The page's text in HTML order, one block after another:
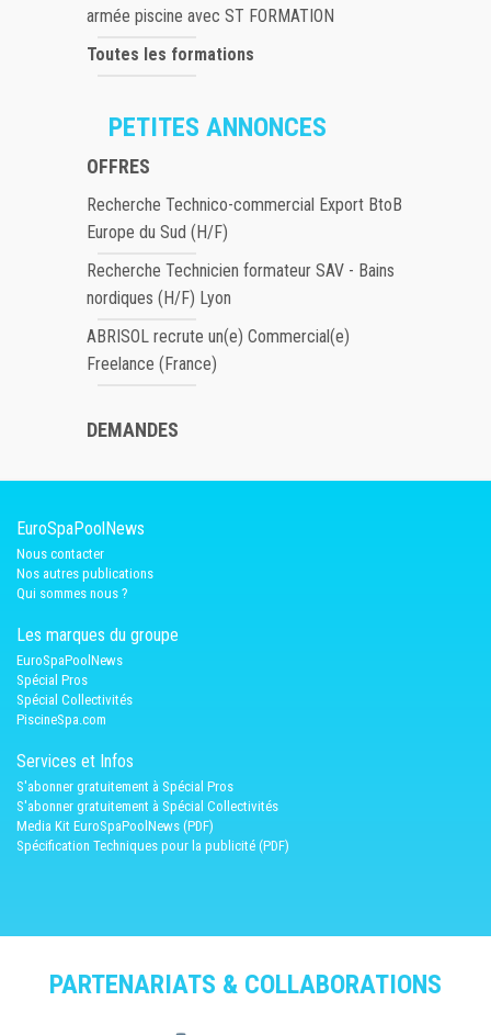
armée piscine avec ST FORMATION
Toutes les formations
PETITES ANNONCES
OFFRES
Recherche Technico-commercial Export BtoB
Europe du Sud (H/F)
Recherche Technicien formateur SAV - Bains
nordiques (H/F) Lyon
ABRISOL recrute un(e) Commercial(e)
Freelance (France)
DEMANDES
EuroSpaPoolNews
Nous contacter
Nos autres publications
Qui sommes nous ?
Les marques du groupe
EuroSpaPoolNews
Spécial Pros
Spécial Collectivités
PiscineSpa.com
Services et Infos
S'abonner gratuitement à Spécial Pros
S'abonner gratuitement à Spécial Collectivités
Media Kit EuroSpaPoolNews (PDF)
Spécification Techniques pour la publicité (PDF)
PARTENARIATS & COLLABORATIONS